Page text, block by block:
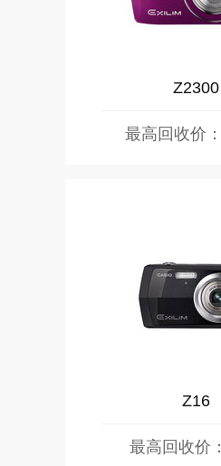
Z2300
最高回收价：
Z16
最高回收价：